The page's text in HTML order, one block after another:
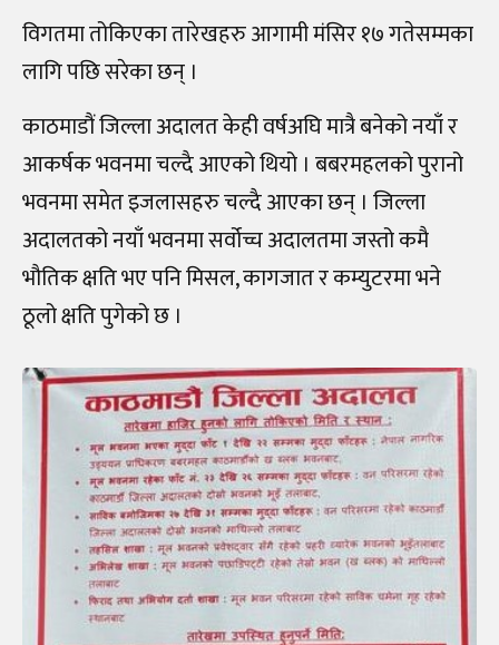
विगतमा तोकिएका तारेखहरु आगामी मंसिर १७ गतेसम्मका
लागि पछि सरेका छन् ।
काठमाडौं जिल्ला अदालत केही वर्षअघि मात्रै बनेको नयाँ र
आकर्षक भवनमा चल्दै आएको थियो । बबरमहलको पुरानो
भवनमा समेत इजलासहरु चल्दै आएका छन् । जिल्ला
अदालतको नयाँ भवनमा सर्वोच्च अदालतमा जस्तो कमै
भौतिक क्षति भए पनि मिसल, कागजात र कम्युटरमा भने
ठूलो क्षति पुगेको छ ।